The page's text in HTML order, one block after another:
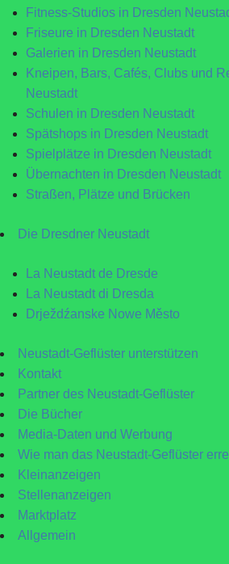
Fitness-Studios in Dresden
Friseure in Dresden Neustadt
Galerien in Dresden Neustadt
Kneipen, Bars, Cafés, Clubs und
Neustadt
Schulen in Dresden Neustadt
Spätshops in Dresden Neustadt
Spielplätze in Dresden Neustadt
Übernachten in Dresden Neustadt
Straßen, Plätze und Brücken
Die Dresdner Neustadt
La Neustadt de Dresde
La Neustadt di Dresda
Drježdźanske Nowe Město
Neustadt-Geflüster unterstützen
Kontakt
Partner des Neustadt-Geflüster
Die Bücher
Media-Daten und Werbung
Wie man das Neustadt-Geflüster
Kleinanzeigen
Stellenanzeigen
Marktplatz
Allgemein